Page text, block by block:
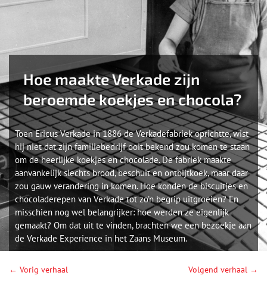
Hoe maakte Verkade zijn
beroemde koekjes en chocola?
Toen Ericus Verkade in 1886 de Verkadefabriek oprichtte, wist
hij niet dat zijn familiebedrijf ooit bekend zou komen te staan
om de heerlijke koekjes en chocolade. De fabriek maakte
aanvankelijk slechts brood, beschuit en ontbijtkoek, maar daar
zou gauw verandering in komen. Hoe konden de biscuitjes en
chocoladerepen van Verkade tot zo’n begrip uitgroeien? En
misschien nog wel belangrijker: hoe werden ze eigenlijk
gemaakt? Om dat uit te vinden, brachten we een bezoekje aan
de Verkade Experience in het Zaans Museum.
← Vorig verhaal Volgend verhaal →